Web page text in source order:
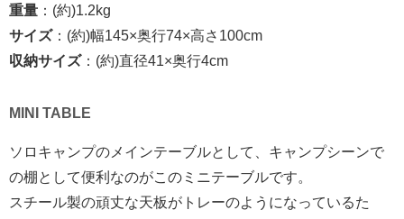
重量 ：(約)1.2kg
サイズ：(約)幅145×奥行74×高さ100cm
収納サイズ：(約)直径41×奥行4cm
MINI TABLE
ソロキャンプのメインテーブルとして、キャンプシーンで
の棚として便利なのがこのミニテーブルです。
スチール製の頑丈な天板がトレーのようになっているた